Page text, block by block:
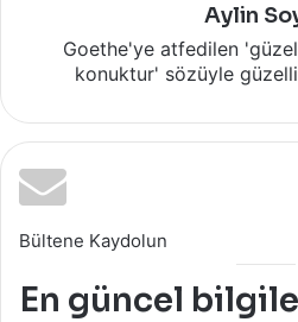
Aylin
Goethe'ye atfedilen
konuktur' sözüyle
Bültene Kaydolun
En güncel